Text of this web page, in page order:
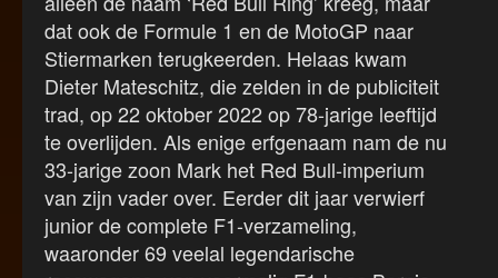
dat ook de Formule 1 en de MotoGP naar
Stiermarken terugkeerden. Helaas kwam
Dieter Mateschitz, die zelden in de publiciteit
trad, op 22 oktober 2022 op 78-jarige leeftijd
te overlijden. Als enige erfgenaam nam de nu
33-jarige zoon Mark het Red Bull-imperium
van zijn vader over. Eerder dit jaar verwierf
junior de complete F1-verzameling,
waaronder 69 veelal legendarische